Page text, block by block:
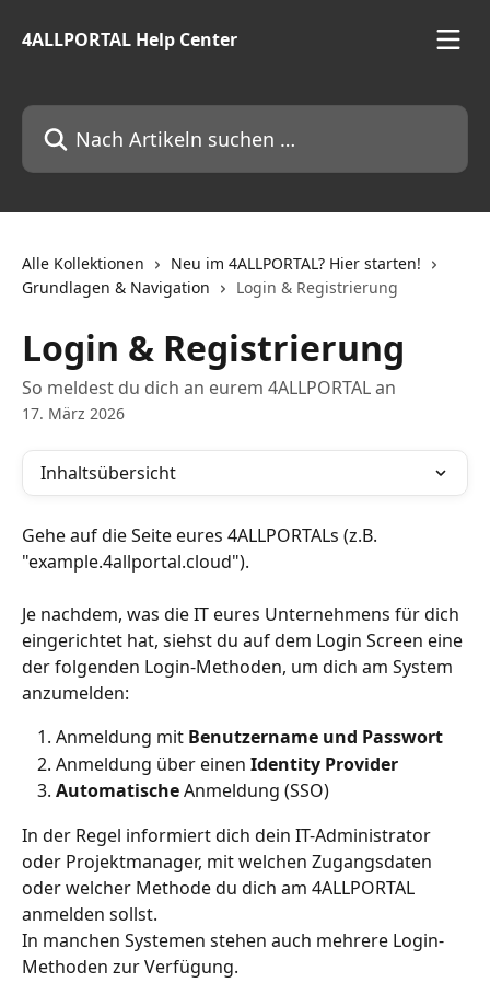
4ALLPORTAL Help Center
Nach Artikeln suchen …
Alle Kollektionen
Neu im 4ALLPORTAL? Hier starten!
Grundlagen & Navigation
Login & Registrierung
Login & Registrierung
So meldest du dich an eurem 4ALLPORTAL an
17. März 2026
Inhaltsübersicht
Gehe auf die Seite eures 4ALLPORTALs (z.B.
"example.4allportal.cloud").
Je nachdem, was die IT eures Unternehmens für dich
eingerichtet hat, siehst du auf dem Login Screen eine
der folgenden Login-Methoden, um dich am System
anzumelden:
Anmeldung mit Benutzername und Passwort
Anmeldung über einen Identity Provider
Automatische Anmeldung (SSO)
In der Regel informiert dich dein IT-Administrator
oder Projektmanager, mit welchen Zugangsdaten
oder welcher Methode du dich am 4ALLPORTAL
anmelden sollst.
In manchen Systemen stehen auch mehrere Login-
Methoden zur Verfügung.